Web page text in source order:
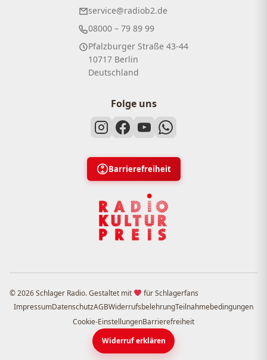
service@radiob2.de
08000 – 79 89 99
Pfalzburger Straße 43-44
10717 Berlin
Deutschland
Folge uns
Barrierefreiheit
© 2026 Schlager Radio. Gestaltet mit
für Schlagerfans
ImpressumDatenschutzAGBWiderrufsbelehrungTeilnahmebedingungen
Cookie-EinstellungenBarrierefreiheit
Widerruf erklären